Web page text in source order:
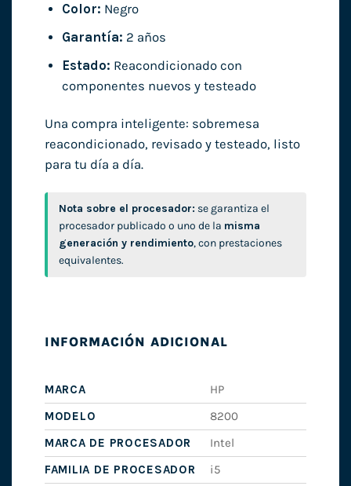
Color: Negro
Garantía: 2 años
Estado: Reacondicionado con
componentes nuevos y testeado
Una compra inteligente: sobremesa
reacondicionado, revisado y testeado, listo
para tu día a día.
Nota sobre el procesador: se garantiza el
procesador publicado o uno de la misma
generación y rendimiento, con prestaciones
equivalentes.
INFORMACIÓN ADICIONAL
MARCA
HP
MODELO
8200
MARCA DE PROCESADOR
Intel
FAMILIA DE PROCESADOR
i5